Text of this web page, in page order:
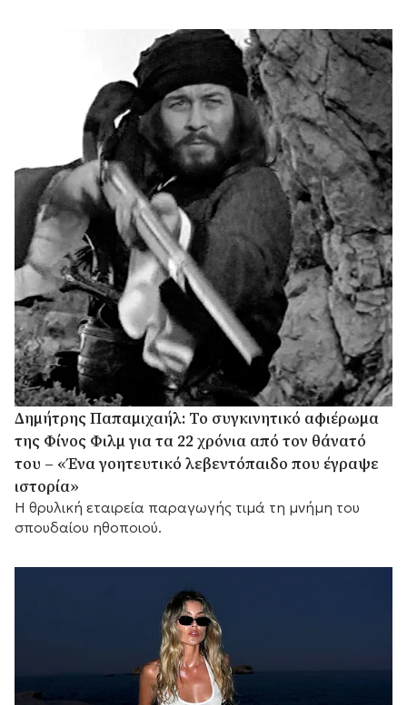
Δημήτρης Παπαμιχαήλ: Το συγκινητικό αφιέρωμα
της Φίνος Φιλμ για τα 22 χρόνια από τον θάνατό
του – «Ένα γοητευτικό λεβεντόπαιδο που έγραψε
ιστορία»
Η θρυλική εταιρεία παραγωγής τιμά τη μνήμη του
σπουδαίου ηθοποιού.